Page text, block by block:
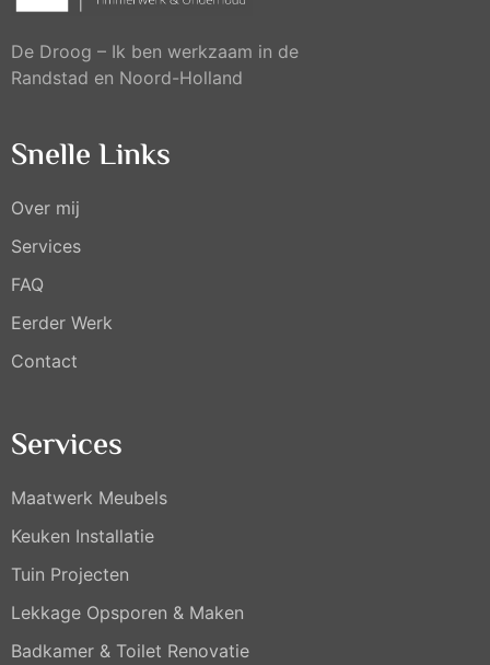
De Droog – Ik ben werkzaam in de
Randstad en Noord-Holland
Snelle Links
Over mij
Services
FAQ
Eerder Werk
Contact
Services
Maatwerk Meubels
Keuken Installatie
Tuin Projecten
Lekkage Opsporen & Maken
Badkamer & Toilet Renovatie